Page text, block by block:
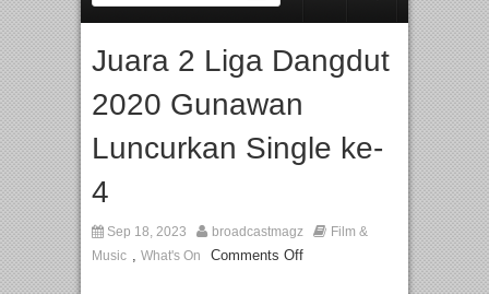
Juara 2 Liga Dangdut
2020 Gunawan
Luncurkan Single ke-
4
Sep 18, 2023 broadcastmagz
Film &
Music , What's On Comments Off